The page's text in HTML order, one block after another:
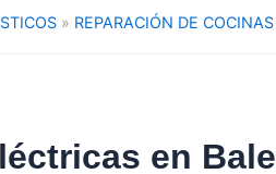
REPARACIÓN DE
en